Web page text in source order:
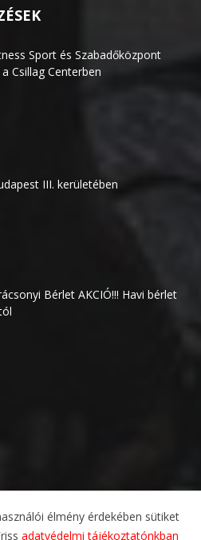
élmény érdekében sütiket
adatvédelmi tájékoztatónkban
Sport és Szabadőközpont
Csillag Centerben
III. kerületében
Bérlet AKCIÓ!!! Havi bérlet